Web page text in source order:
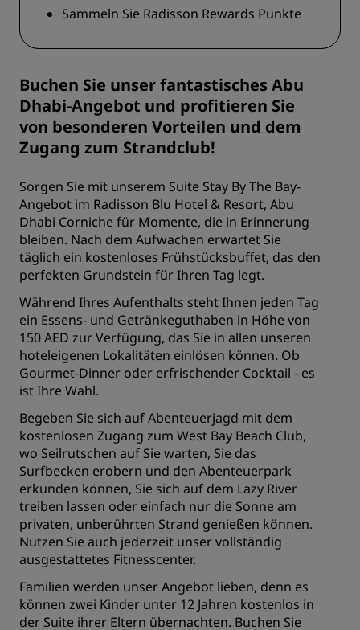
Buchen Sie unser fantastisches Abu
Dhabi-Angebot und profitieren Sie
von besonderen Vorteilen und dem
Zugang zum Strandclub!
Sorgen Sie mit unserem Suite Stay By The Bay-
Angebot im Radisson Blu Hotel & Resort, Abu
Dhabi Corniche für Momente, die in Erinnerung
bleiben. Nach dem Aufwachen erwartet Sie
täglich ein kostenloses Frühstücksbuffet, das den
perfekten Grundstein für Ihren Tag legt.
Während Ihres Aufenthalts steht Ihnen jeden Tag
ein Essens- und Getränkeguthaben in Höhe von
150 AED zur Verfügung, das Sie in allen unseren
hoteleigenen Lokalitäten einlösen können. Ob
Gourmet-Dinner oder erfrischender Cocktail ‑ es
ist Ihre Wahl.
Begeben Sie sich auf Abenteuerjagd mit dem
kostenlosen Zugang zum West Bay Beach Club,
wo Seilrutschen auf Sie warten, Sie das
Surfbecken erobern und den Abenteuerpark
erkunden können, Sie sich auf dem Lazy River
treiben lassen oder einfach nur die Sonne am
privaten, unberührten Strand genießen können.
Nutzen Sie auch jederzeit unser vollständig
ausgestattetes Fitnesscenter.
Familien werden unser Angebot lieben, denn es
können zwei Kinder unter 12 Jahren kostenlos in
der Suite ihrer Eltern übernachten. Buchen Sie
Sammeln Sie Radisson Rewards Punkte